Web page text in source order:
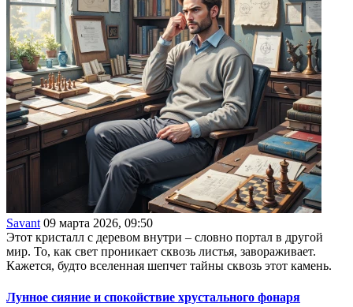
Savant 09 марта 2026, 09:50
Этот кристалл с деревом внутри – словно портал в другой
мир. То, как свет проникает сквозь листья, завораживает.
Кажется, будто вселенная шепчет тайны сквозь этот камень.
Лунное сияние и спокойствие хрустального фонаря